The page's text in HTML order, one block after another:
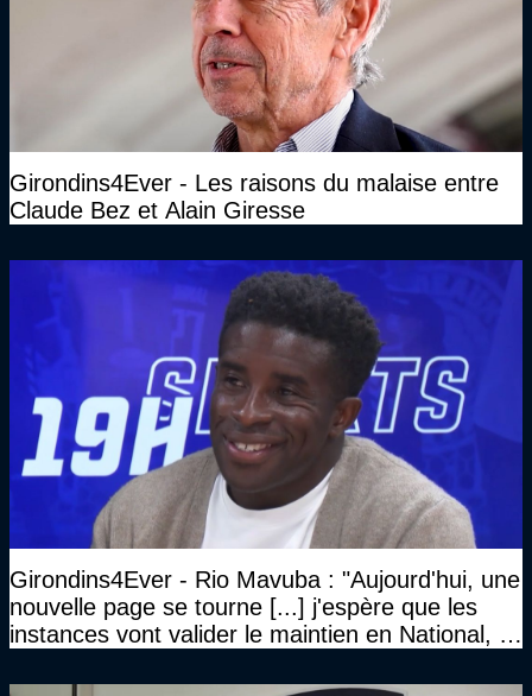
Girondins4Ever - Les raisons du malaise entre
Claude Bez et Alain Giresse
Girondins4Ever - Rio Mavuba : "Aujourd'hui, une
nouvelle page se tourne [...] j'espère que les
instances vont valider le maintien en National, et
haut niveau"